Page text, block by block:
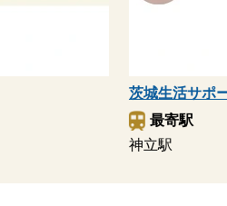
茨城生活サポ
最寄駅
神立駅